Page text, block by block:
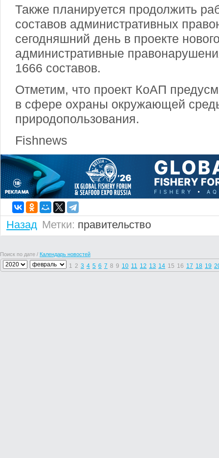
Также планируется продолжить
составов административных
сегодняшний день в проекте
административные
1666 составов.
Отметим, что проект КоАП
в сфере охраны окружающей
природопользования.
Fishnews
Назад Метки: правительство
Поиск по дате / Календарь новостей
1 2 3 4 5 6 7 8 9 10 11 12 13 14 15 16 17 18 19